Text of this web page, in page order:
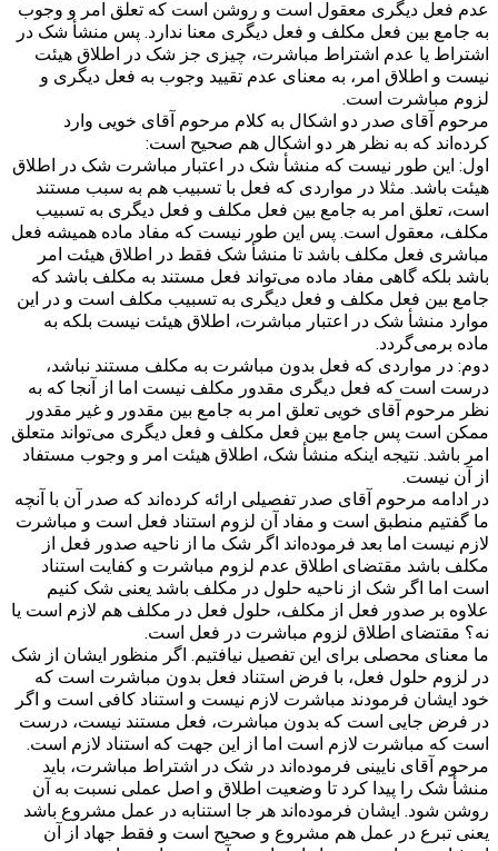
عدم فعل دیگری معقول است و روشن است که تعلق امر و وجوب
به جامع بین فعل مکلف و فعل دیگری معنا ندارد. پس منشأ شک در
اشتراط یا عدم اشتراط مباشرت، چیزی جز شک در اطلاق هیئت
نیست و اطلاق امر، به معنای عدم تقیید وجوب به فعل دیگری و
لزوم مباشرت است.
مرحوم آقای صدر دو اشکال به کلام مرحوم آقای خویی وارد
کرده‌اند که به نظر هر دو اشکال هم صحیح است:
اول: این طور نیست که منشأ شک در اعتبار مباشرت شک در اطلاق
هیئت باشد. مثلا در مواردی که فعل با تسبیب هم به سبب مستند
است، تعلق امر به جامع بین فعل مکلف و فعل دیگری به تسبیب
مکلف، معقول است. پس این طور نیست که مفاد ماده همیشه فعل
مباشری فعل مکلف باشد تا منشأ شک فقط در اطلاق هیئت امر
باشد بلکه گاهی مفاد ماده می‌تواند فعل مستند به مکلف باشد که
جامع بین فعل مکلف و فعل دیگری به تسبیب مکلف است و در این
موارد منشأ شک در اعتبار مباشرت، اطلاق هیئت نیست بلکه به
ماده برمی‌گردد.
دوم: در مواردی که فعل بدون مباشرت به مکلف مستند نباشد،
درست است که فعل دیگری مقدور مکلف نیست اما از آنجا که به
نظر مرحوم آقای خویی تعلق امر به جامع بین مقدور و غیر مقدور
ممکن است پس جامع بین فعل مکلف و فعل دیگری می‌تواند متعلق
امر باشد. نتیجه اینکه منشأ شک، اطلاق هیئت امر و وجوب مستفاد
از آن نیست.
در ادامه مرحوم آقای صدر تفصیلی ارائه کرده‌اند که صدر آن با آنچه
ما گفتیم منطبق است و مفاد آن لزوم استناد فعل است و مباشرت
لازم نیست اما بعد فرموده‌اند اگر شک ما از ناحیه صدور فعل از
مکلف باشد مقتضای اطلاق عدم لزوم مباشرت و کفایت استناد
است اما اگر شک از ناحیه حلول در مکلف باشد یعنی شک کنیم
علاوه بر صدور فعل از مکلف، حلول فعل در مکلف هم لازم است یا
نه؟ مقتضای اطلاق لزوم مباشرت در فعل است.
ما معنای محصلی برای این تفصیل نیافتیم. اگر منظور ایشان از شک
در لزوم حلول فعل، با فرض استناد فعل بدون مباشرت است که
خود ایشان فرمودند مباشرت لازم نیست و استناد کافی است و اگر
در فرض جایی است که بدون مباشرت، فعل مستند نیست، درست
است که مباشرت لازم است اما از این جهت که استناد لازم است.
مرحوم آقای نایینی فرموده‌اند در شک در اشتراط مباشرت، باید
منشأ شک را پیدا کرد تا وضعیت اطلاق و اصل عملی نسبت به آن
روشن شود. ایشان فرموده‌اند هر جا استنابه در عمل مشروع باشد
یعنی تبرع در عمل هم مشروع و صحیح است و فقط جهاد از آن